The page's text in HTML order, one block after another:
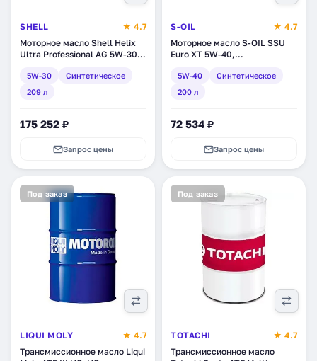
SHELL
★ 4.7
Моторное масло Shell Helix
Ultra Professional AG 5W-30,
(550040209)
5W-30
Синтетическое
209 л
175 252 ₽
Запрос цены
S-OIL
★ 4.7
Моторное масло S-OIL SSU
Euro XT 5W-40,
(DSSU5W40EUR_200)
5W-40
Синтетическое
200 л
72 534 ₽
Запрос цены
Под заказ
LIQUI MOLY
★ 4.7
Трансмиссионное масло Liqui
Под заказ
TOTACHI
★ 4.7
Трансмиссионное масло